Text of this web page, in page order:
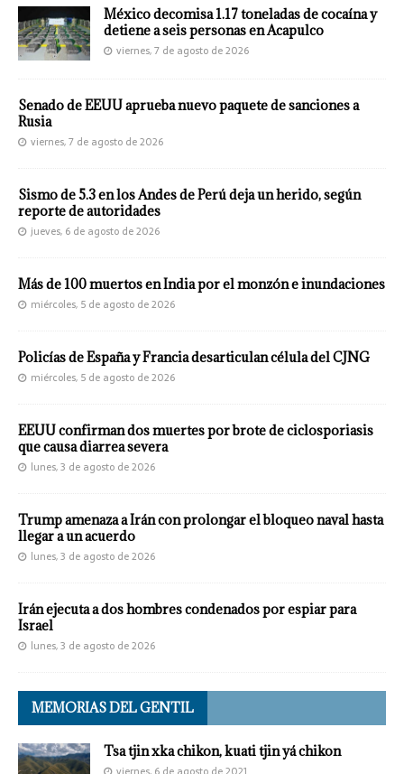
México decomisa 1.17 toneladas de cocaína y
detiene a seis personas en Acapulco
viernes, 7 de agosto de 2026
Senado de EEUU aprueba nuevo paquete de sanciones a
Rusia
viernes, 7 de agosto de 2026
Sismo de 5.3 en los Andes de Perú deja un herido, según
reporte de autoridades
jueves, 6 de agosto de 2026
Más de 100 muertos en India por el monzón e inundaciones
miércoles, 5 de agosto de 2026
Policías de España y Francia desarticulan célula del CJNG
miércoles, 5 de agosto de 2026
EEUU confirman dos muertes por brote de ciclosporiasis
que causa diarrea severa
lunes, 3 de agosto de 2026
Trump amenaza a Irán con prolongar el bloqueo naval hasta
llegar a un acuerdo
lunes, 3 de agosto de 2026
Irán ejecuta a dos hombres condenados por espiar para
Israel
lunes, 3 de agosto de 2026
MEMORIAS DEL GENTIL
Tsa tjin xka chikon, kuati tjin yá chikon